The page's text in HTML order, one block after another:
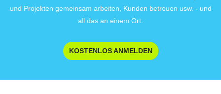
und Projekten gemeinsam arbeiten, Kunden betreuen usw. - und
all das an einem Ort.
KOSTENLOS ANMELDEN